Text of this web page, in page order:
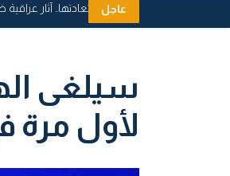
عاجل
دعوة عاجلة لاستعادتها.. آثار عراقية
سيلغى
لأول مرة